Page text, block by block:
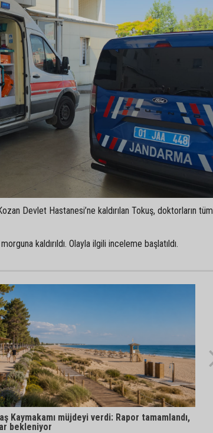
Devlet Hastanesi’ne kaldırılan Tokuş, doktorların tüm
kaldırıldı. Olayla ilgili inceleme başlatıldı.
Kaymakamı müjdeyi verdi: Rapor tamamlandı,
bekleniyor